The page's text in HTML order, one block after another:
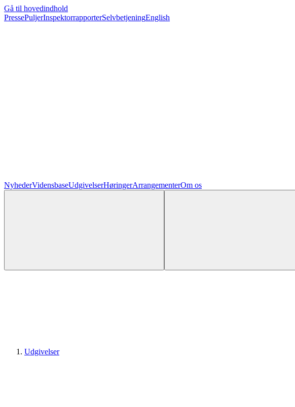
Gå til hovedindhold
PressePuljerInspektorrapporterSelvbetjeningEnglish
NyhederVidensbaseUdgivelserHøringerArrangementerOm os
Udgivelser